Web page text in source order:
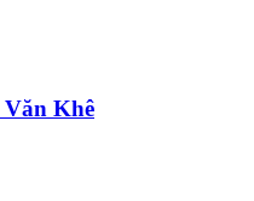
Khê